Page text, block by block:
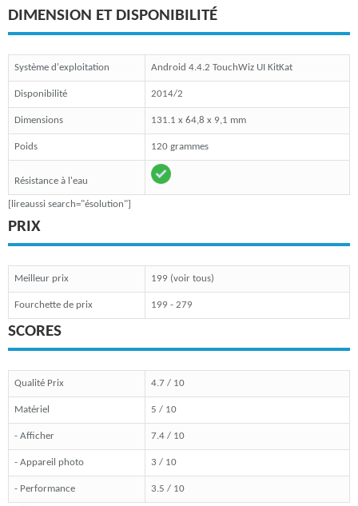
DIMENSION ET DISPONIBILITÉ
Système d'exploitation Android 4.4.2 TouchWiz UI KitKat
Disponibilité 2014/2
Dimensions 131.1 x 64,8 x 9,1 mm
Poids 120 grammes
Résistance à l'eau
[lireaussi search="ésolution"]
PRIX
Meilleur prix 199 (voir tous)
Fourchette de prix 199 - 279
SCORES
Qualité Prix 4.7 / 10
Matériel 5 / 10
- Afficher 7.4 / 10
- Appareil photo 3 / 10
- Performance 3.5 / 10